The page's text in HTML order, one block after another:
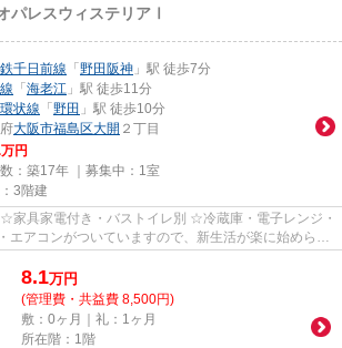
パレスウィステリアⅠ
千日前線 「 野田阪神 」駅 徒歩7分
「 海老江 」駅 徒歩11分
状線 「 野田 」駅 徒歩10分
大阪市福島区大開 ２丁目
万円
：築17年 ｜募集中： 1室
3階建
家具家電付き・バストイレ別 ☆冷蔵庫・電子レンジ・
エアコンがついていますので、新生活が楽に始められ
8.1万円
(管理費・共益費 8,500円)
敷：0ヶ月｜礼：1ヶ月
所在階：1階